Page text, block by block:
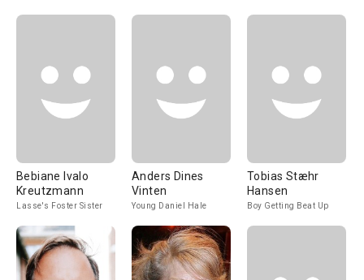
Bebiane Ivalo
Kreutzmann
Lasse's Foster Sister
Anders Dines
Vinten
Young Daniel Hale
Tobias Stæhr
Hansen
Boy Getting Beat Up